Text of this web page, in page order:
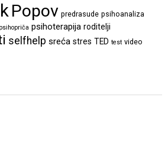
Popov predrasude psihoanaliza
psihopriča psihoterapija roditelji
selfhelp sreća stres TED test video